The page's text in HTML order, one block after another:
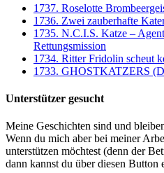
1737. Roselotte
1736. Zwei zauberhafte
1735. N.C.I.S. Katze –
Rettungsmission
1734. Ritter Fridolin scheut
1733. GHOSTKATZERS
Unterstützer gesucht
Meine Geschichten sind und
Wenn du mich aber bei meiner
unterstützen möchtest (denn der
dann kannst du über diesen Button